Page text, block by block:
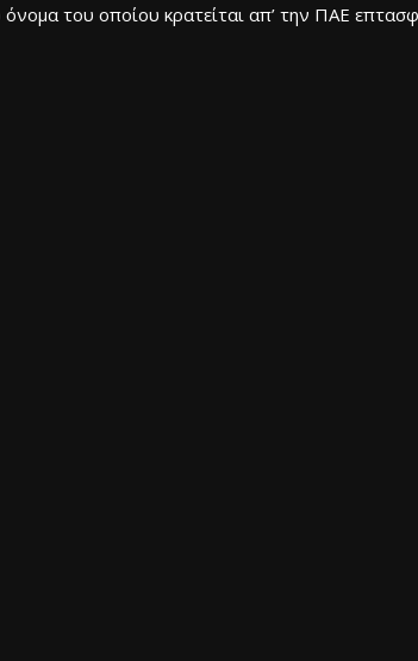
του οποίου κρατείται απ’ την ΠΑΕ